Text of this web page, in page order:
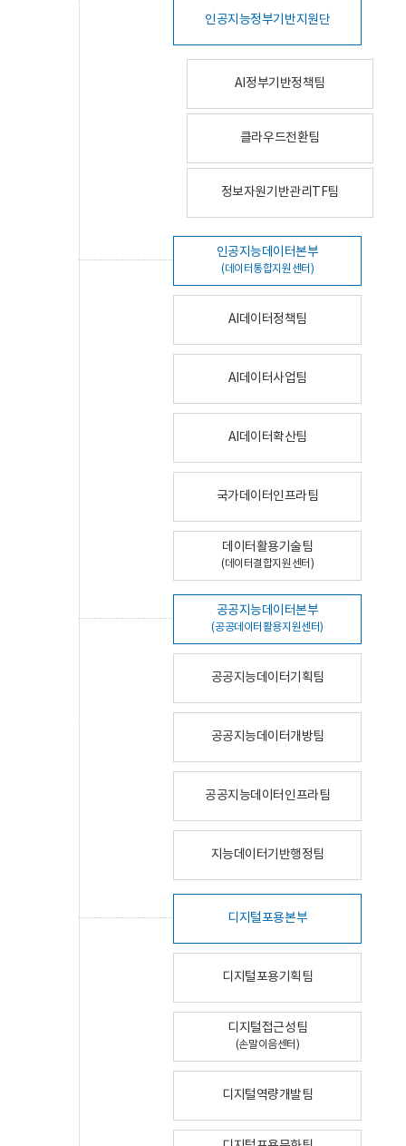
인공지능정부기반지원단
AI정부기반정책팀
클라우드전환팀
정보자원기반관리TF팀
인공지능데이터본부
(데이터통합지원센터)
AI데이터정책팀
AI데이터사업팀
AI데이터확산팀
국가데이터인프라팀
데이터활용기술팀
(데이터결합지원센터)
공공지능데이터본부
(공공데이터활용지원센터)
공공지능데이터기획팀
공공지능데이터개방팀
공공지능데이터인프라팀
지능데이터기반행정팀
디지털포용본부
디지털포용기획팀
디지털접근성팀
(손말이음센터)
디지털역량개발팀